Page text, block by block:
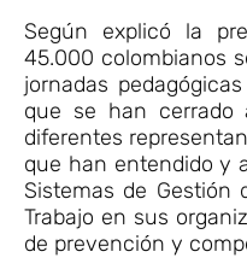
Según explicó la
45.000 colombianos
jornadas
que se han cerrado
diferentes
que han entendido y
Sistemas de Gestión
Trabajo en sus
de prevención y